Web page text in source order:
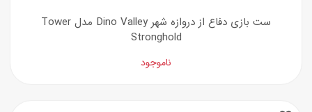
ست بازی دفاع از دروازه شهر Dino Valley مدل Tower
Stronghold
ناموجود